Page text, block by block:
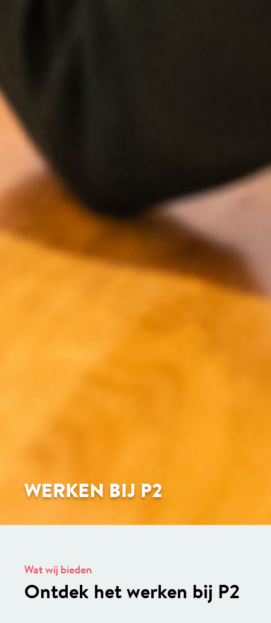
WERKEN BIJ P2
Wat wij bieden
Ontdek het werken bij P2